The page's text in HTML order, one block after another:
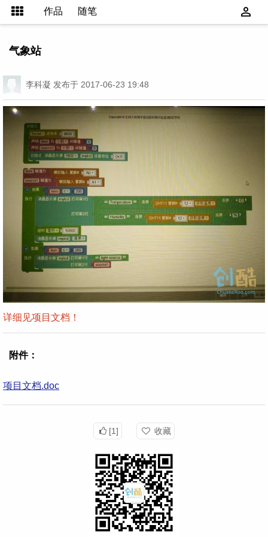
作品 随笔
气象站
李科凝 发布于 2017-06-23 19:48
详细见项目文档！
附件：
项目文档.doc
[1] 收藏